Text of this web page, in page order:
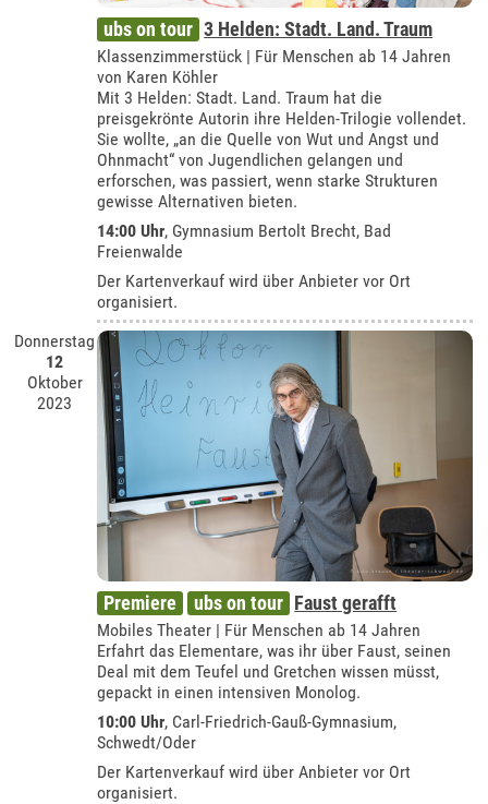
ubs on tour 3 Helden: Stadt. Land. Traum
Klassenzimmerstück | Für Menschen ab 14 Jahren
von Karen Köhler
Mit 3 Helden: Stadt. Land. Traum hat die
preisgekrönte Autorin ihre Helden-Trilogie vollendet.
Sie wollte, „an die Quelle von Wut und Angst und
Ohnmacht“ von Jugendlichen gelangen und
erforschen, was passiert, wenn starke Strukturen
gewisse Alternativen bieten.
14:00 Uhr, Gymnasium Bertolt Brecht, Bad
Freienwalde
Der Kartenverkauf wird über Anbieter vor Ort
organisiert.
Donnerstag
12
Oktober
2023
Premiere ubs on tour Faust gerafft
Mobiles Theater | Für Menschen ab 14 Jahren
Erfahrt das Elementare, was ihr über Faust, seinen
Deal mit dem Teufel und Gretchen wissen müsst,
gepackt in einen intensiven Monolog.
10:00 Uhr, Carl-Friedrich-Gauß-Gymnasium,
Schwedt/Oder
Der Kartenverkauf wird über Anbieter vor Ort
organisiert.